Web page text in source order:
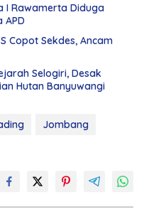
I Rawamerta Diduga
APD
Copot Sekdes, Ancam
Selogiri, Desak
Hutan Banyuwangi
Jombang